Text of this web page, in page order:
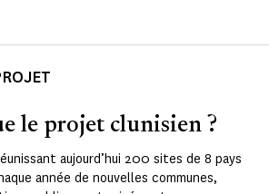
le projet clunisien ?
aujourd’hui 200 sites de 8 pays
année de nouvelles communes,